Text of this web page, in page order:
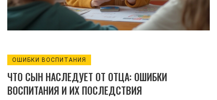
способы взаимодействия с детьми.
ОШИБКИ ВОСПИТАНИЯ
ЧТО СЫН НАСЛЕДУЕТ ОТ ОТЦА: ОШИБКИ
ВОСПИТАНИЯ И ИХ ПОСЛЕДСТВИЯ